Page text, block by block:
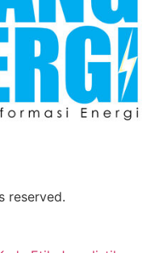
reserved.